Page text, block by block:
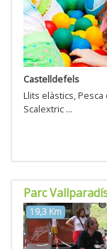
Castelldefels
Llits elàstics,
Scalextric ...
Parc
19,3 Km